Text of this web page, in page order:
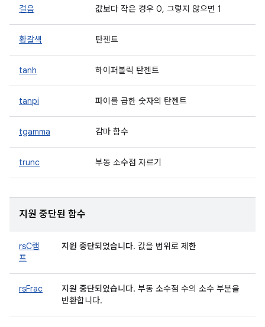
걸음 값보다 작은 경우 0, 그렇지 않으면 1
황갈색 탄젠트
tanh 하이퍼볼릭 탄젠트
tanpi 파이를 곱한 숫자의 탄젠트
tgamma 감마 함수
trunc 부동 소수점 자르기
지원 중단된 함수
rsC램
프
지원 중단되었습니다. 값을 범위로 제한
rsFrac 지원 중단되었습니다. 부동 소수점 수의 소수 부분을
반환합니다.